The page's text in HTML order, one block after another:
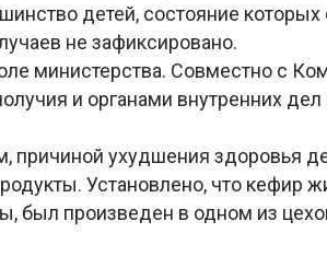
детей, состояние которых
не зафиксировано.
министерства. Совместно с
и органами внутренних дел
ухудшения здоровья
Установлено, что кефир
был произведен в одном из